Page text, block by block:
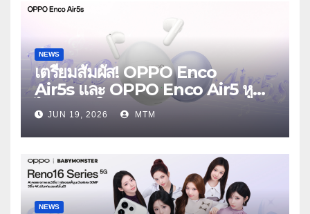
NEWS
เตรียมสัมผัส! OPPO Enco
Air5s และ OPPO Enco Air5 หูฟัง
ไร้สายรุ่นใหม่ล่าสุด มาพร้อมระบบ
ตัดเสียงรบกวน เบาสบายเหมือนไม่ได้
ใส่
JUN 19, 2026 MTM
NEWS